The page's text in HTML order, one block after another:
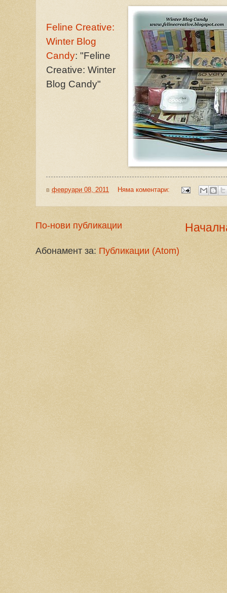
Feline Creative:
Winter Blog
Candy: "Feline
Creative: Winter
Blog Candy"
в февруари 08, 2011 Няма коментари:
По-нови публикации
Абонамент за: Публикации (Atom)